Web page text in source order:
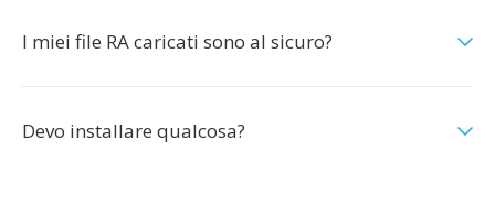
I miei file RA caricati sono al sicuro?
Devo installare qualcosa?